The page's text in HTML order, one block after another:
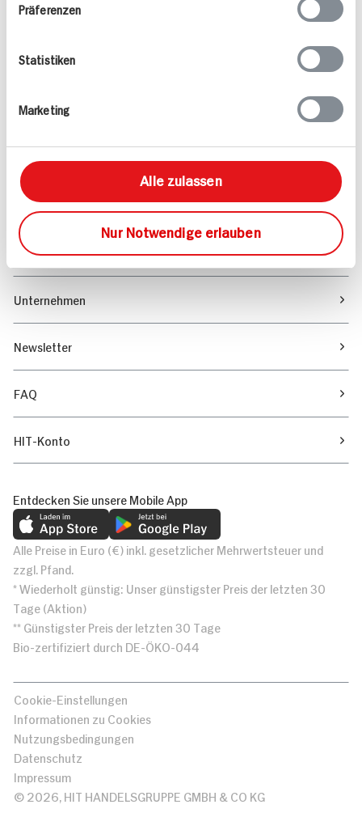
Präferenzen
Statistiken
Marketing
Alle zulassen
Nur Notwendige erlauben
Angebote & Coupons
Rezepte
Sortiment
Marktfinder
Unser Magazin
Verantwortung & Nachhaltigkeit
Unternehmen
Newsletter
FAQ
HIT-Konto
Entdecken Sie unsere Mobile App
Alle Preise in Euro (€) inkl. gesetzlicher Mehrwertsteuer und
zzgl. Pfand.
* Wiederholt günstig: Unser günstigster Preis der letzten 30
Tage (Aktion)
** Günstigster Preis der letzten 30 Tage
Bio-zertifiziert durch DE-ÖKO-044
Cookie-Einstellungen
Informationen zu Cookies
Nutzungsbedingungen
Datenschutz
Impressum
© 2026, HIT HANDELSGRUPPE GMBH & CO KG